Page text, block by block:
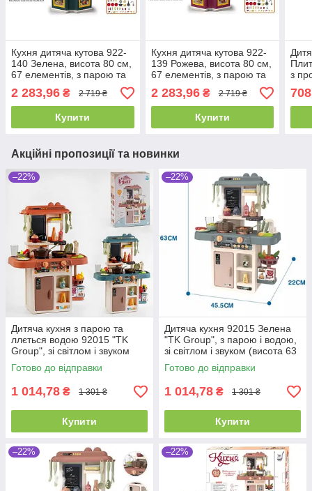
Кухня дитяча кутова 922-
140 Зелена, висота 80 см,
67 елементів, з парою та
водою, підсвітка, звуки,
посуд, продукти, на
батарейках
2 283,96 ₴ 2 719 ₴
Купити
Кухня дитяча кутова 922-
139 Рожева, висота 80 см,
67 елементів, з парою та
водою, підсвітка, звуки,
посуд, продукти, на
батарейках
2 283,96₴ 2 719 ₴
Купити
з
13
Акційні пропозиції та новинки
–22%
Дитяча кухня з парою та
ллється водою 92015 "TK
Group", зі світлом і звуком
(висота 63 см)
Готово до відправки
1 014,78 ₴ 1 301 ₴
Купити
–22%
Дитяча кухня 92015 Зелена
"TK Group", з парою і водою,
зі світлом і звуком (висота 63
см)
Готово до відправки
1 014,78 ₴ 1 301 ₴
Купити
–22% –22%